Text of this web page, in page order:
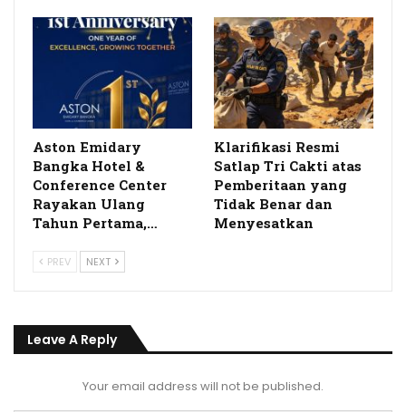
Aston Emidary
Bangka Hotel &
Conference Center
Rayakan Ulang
Tahun Pertama,…
Klarifikasi Resmi
Satlap Tri Cakti atas
Pemberitaan yang
Tidak Benar dan
Menyesatkan
PREV NEXT
Leave A Reply
Your email address will not be published.